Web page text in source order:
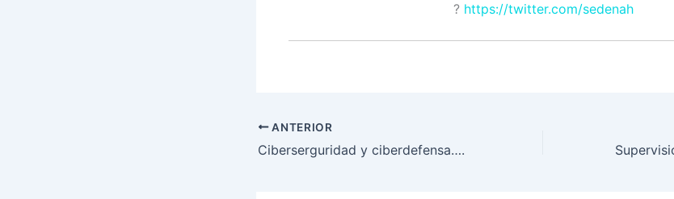
? https://twitter.com/sedenah
ANTERIOR
Ciberserguridad y ciberdefensa….